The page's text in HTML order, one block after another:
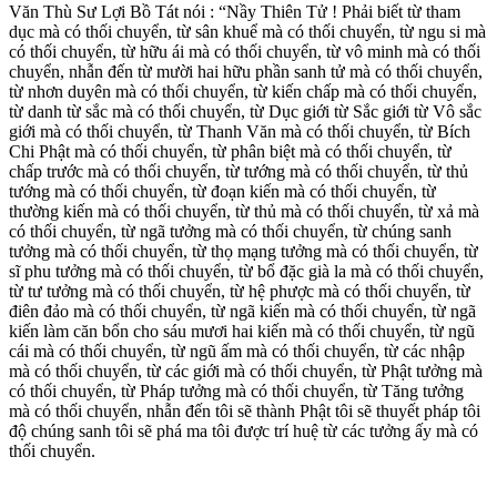
Văn Thù Sư Lợi Bồ Tát nói : “Nầy Thiên Tử ! Phải biết từ tham
dục mà có thối chuyển, từ sân khuể mà có thối chuyển, từ ngu si mà
có thối chuyển, từ hữu ái mà có thối chuyển, từ vô minh mà có thối
chuyển, nhẫn đến từ mười hai hữu phần sanh tử mà có thối chuyển,
từ nhơn duyên mà có thối chuyển, từ kiến chấp mà có thối chuyển,
từ danh từ sắc mà có thối chuyển, từ Dục giới từ Sắc giới từ Vô sắc
giới mà có thối chuyển, từ Thanh Văn mà có thối chuyển, từ Bích
Chi Phật mà có thối chuyển, từ phân biệt mà có thối chuyển, từ
chấp trước mà có thối chuyển, từ tướng mà có thối chuyển, từ thủ
tướng mà có thối chuyển, từ đoạn kiến mà có thối chuyển, từ
thường kiến mà có thối chuyển, từ thủ mà có thối chuyển, từ xả mà
có thối chuyển, từ ngã tưởng mà có thối chuyển, từ chúng sanh
tưởng mà có thối chuyển, từ thọ mạng tưởng mà có thối chuyển, từ
sĩ phu tưởng mà có thối chuyển, từ bổ đặc già la mà có thối chuyển,
từ tư tưởng mà có thối chuyển, từ hệ phược mà có thối chuyển, từ
điên đảo mà có thối chuyển, từ ngã kiến mà có thối chuyển, từ ngã
kiến làm căn bổn cho sáu mươi hai kiến mà có thối chuyển, từ ngũ
cái mà có thối chuyển, từ ngũ ấm mà có thối chuyển, từ các nhập
mà có thối chuyển, từ các giới mà có thối chuyển, từ Phật tưởng mà
có thối chuyển, từ Pháp tưởng mà có thối chuyển, từ Tăng tưởng
mà có thối chuyển, nhẫn đến tôi sẽ thành Phật tôi sẽ thuyết pháp tôi
độ chúng sanh tôi sẽ phá ma tôi được trí huệ từ các tưởng ấy mà có
thối chuyển.